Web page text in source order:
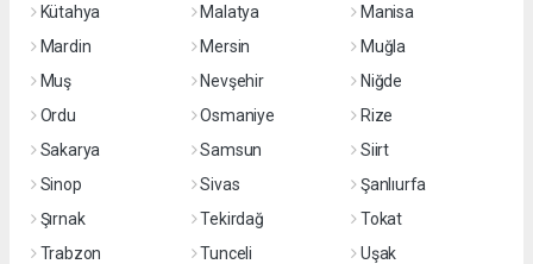
Kütahya
Malatya
Manisa
Mardin
Mersin
Muğla
Muş
Nevşehir
Niğde
Ordu
Osmaniye
Rize
Sakarya
Samsun
Siirt
Sinop
Sivas
Şanlıurfa
Şırnak
Tekirdağ
Tokat
Trabzon
Tunceli Uşak